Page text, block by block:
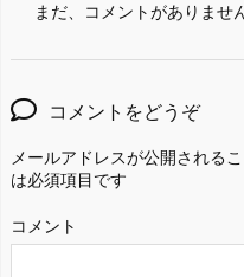
まだ、コメントがありませ
コメントをどうぞ
メールアドレスが公開される
は必須項目です
コメント